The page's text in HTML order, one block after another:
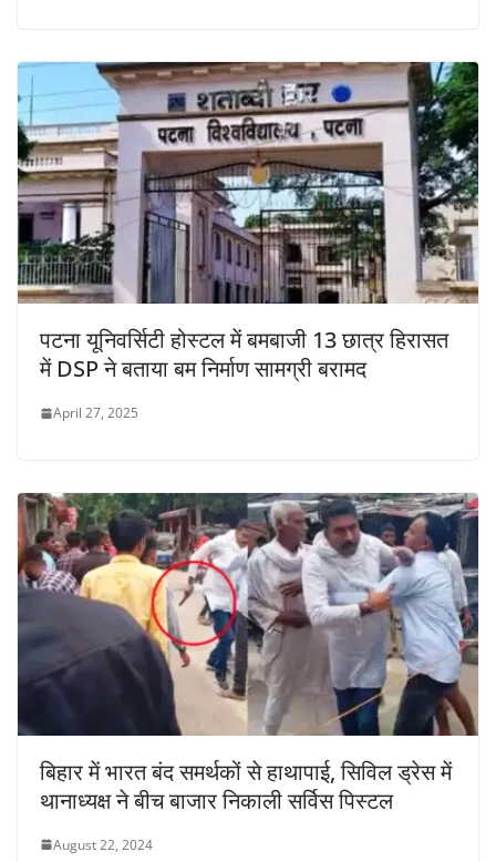
पटना यूनिवर्सिटी होस्टल में बमबाजी 13 छात्र हिरासत
में DSP ने बताया बम निर्माण सामग्री बरामद
April 27, 2025
बिहार में भारत बंद समर्थकों से हाथापाई, सिविल ड्रेस में
थानाध्यक्ष ने बीच बाजार निकाली सर्विस पिस्टल
August 22, 2024